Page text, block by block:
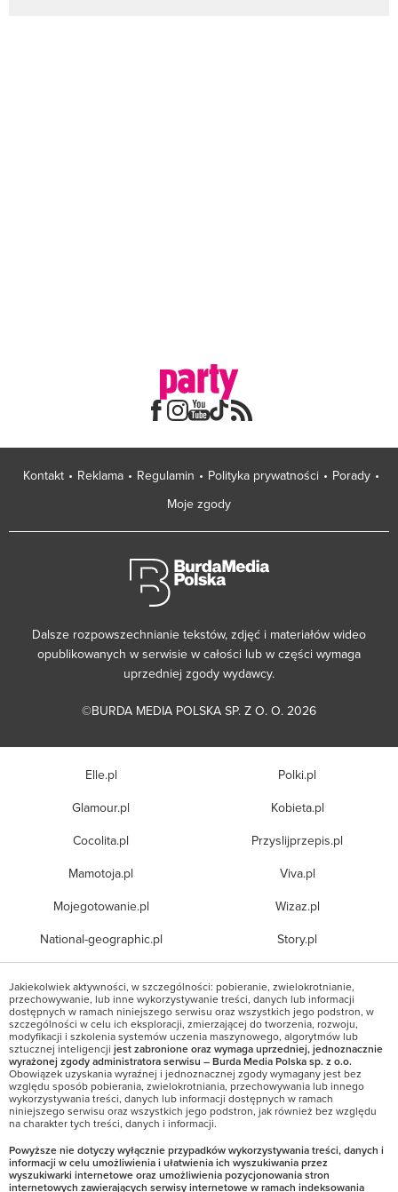
Kontakt Reklama Regulamin Polityka prywatności
Porady
Moje zgody
Dalsze rozpowszechnianie tekstów, zdjęć i materiałów wideo
opublikowanych w serwisie w całości lub w części wymaga
uprzedniej zgody wydawcy.
©BURDA MEDIA POLSKA SP. Z O. O. 2026
Elle.pl
Glamour.pl
Cocolita.pl
Mamotoja.pl
Mojegotowanie.pl
National-geographic.pl
Polki.pl
Kobieta.pl
Przyslijprzepis.pl
Viva.pl
Wizaz.pl
Story.pl
Jakiekolwiek aktywności, w szczególności: pobieranie, zwielokrotnianie,
przechowywanie, lub inne wykorzystywanie treści, danych lub informacji
dostępnych w ramach niniejszego serwisu oraz wszystkich jego podstron, w
szczególności w celu ich eksploracji, zmierzającej do tworzenia, rozwoju,
modyfikacji i szkolenia systemów uczenia maszynowego, algorytmów lub
sztucznej inteligencji jest zabronione oraz wymaga uprzedniej, jednoznacznie
wyrażonej zgody administratora serwisu – Burda Media Polska sp. z o.o.
Obowiązek uzyskania wyraźnej i jednoznacznej zgody wymagany jest bez
względu sposób pobierania, zwielokrotniania, przechowywania lub innego
wykorzystywania treści, danych lub informacji dostępnych w ramach
niniejszego serwisu oraz wszystkich jego podstron, jak również bez względu
na charakter tych treści, danych i informacji.
Powyższe nie dotyczy wyłącznie przypadków wykorzystywania treści, danych i
informacji w celu umożliwienia i ułatwienia ich wyszukiwania przez
wyszukiwarki internetowe oraz umożliwienia pozycjonowania stron
internetowych zawierających serwisy internetowe w ramach indeksowania